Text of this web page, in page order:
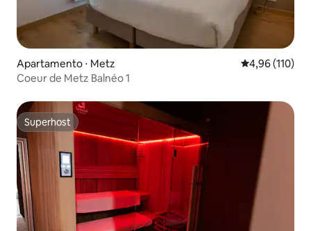
Apartamento ⋅ Metz 4,96 de uma
4,96 (110)
Coeur de Metz Balnéo 1
Superhost
Superhost